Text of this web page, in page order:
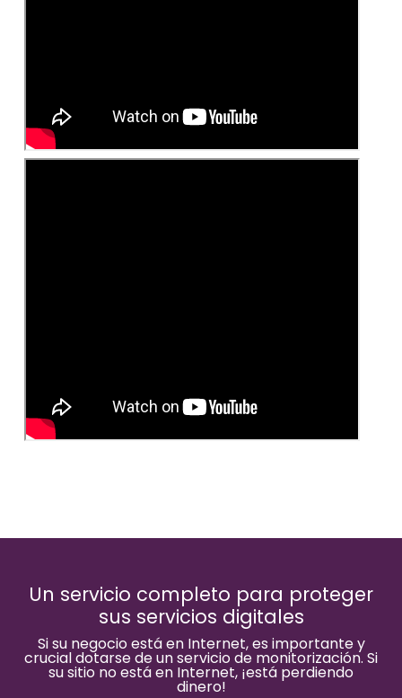
Un servicio completo para proteger
sus servicios digitales
Si su negocio está en Internet, es importante y
crucial dotarse de un servicio de monitorización. Si
su sitio no está en Internet, ¡está perdiendo
dinero!